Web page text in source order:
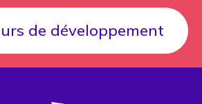
de développement